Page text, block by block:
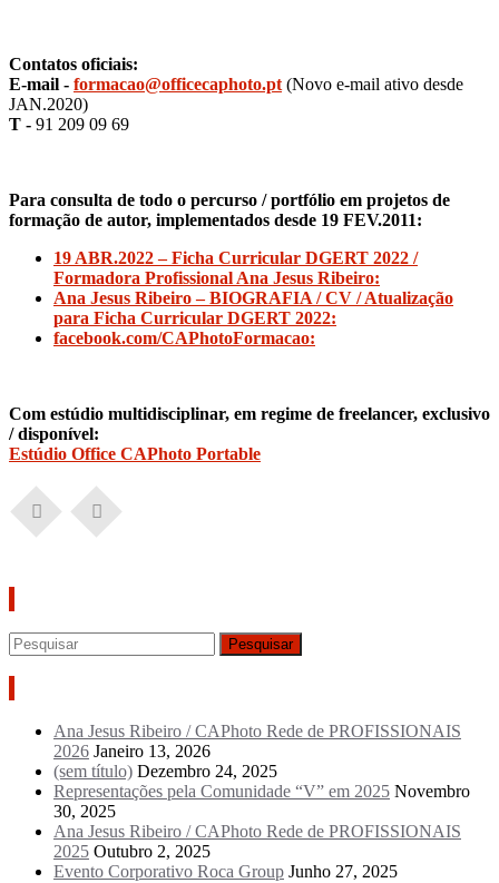
Contatos oficiais:
E-mail - formacao@officecaphoto.pt (Novo e-mail ativo desde
JAN.2020)
T - 91 209 09 69
Para consulta de todo o percurso / portfólio em projetos de
formação de autor, implementados desde 19 FEV.2011:
19 ABR.2022 – Ficha Curricular DGERT 2022 /
Formadora Profissional Ana Jesus Ribeiro:
Ana Jesus Ribeiro – BIOGRAFIA / CV / Atualização
para Ficha Curricular DGERT 2022:
facebook.com/CAPhotoFormacao:
Com estúdio multidisciplinar, em regime de freelancer, exclusivo
/ disponível:
Estúdio Office CAPhoto Portable
Ana Jesus Ribeiro / CAPhoto Rede de PROFISSIONAIS
2026 Janeiro 13, 2026
(sem título) Dezembro 24, 2025
Representações pela Comunidade “V” em 2025 Novembro
30, 2025
Ana Jesus Ribeiro / CAPhoto Rede de PROFISSIONAIS
2025 Outubro 2, 2025
Evento Corporativo Roca Group Junho 27, 2025